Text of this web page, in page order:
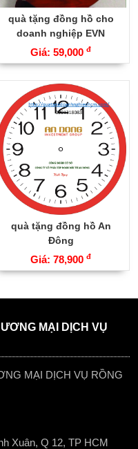
quà tặng đồng hồ cho
doanh nghiệp EVN
Giá: 59,000 đ
quà tặng đồng hồ An
Đông
Giá: 78,900 đ
MẠI DỊCH VỤ
MẠI DỊCH VỤ RỒNG
Xuân, Q 12, TP HCM